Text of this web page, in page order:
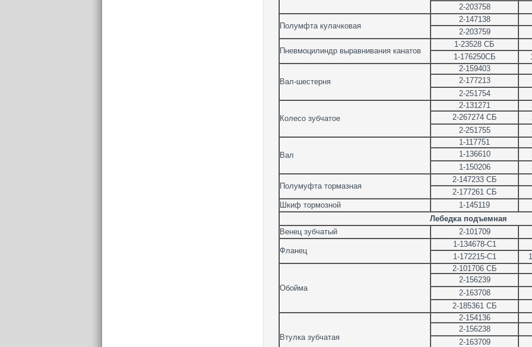
2-203758
Полумфта кулачковая
2-147138
2-203759
Пневмоцилиндр выравнивания канатов
1-23528 СБ
1-176250СБ
Вал-шестерня
2-159403
2-177213
2-251754
Колесо зубчатое
2-131271
2-267274 СБ
2-251755
Вал
1-117751
1-136610
1-150206
Полумуфта тормазная
2-147233 СБ
2-177261 СБ
Шкиф тормозной
1-145119
Лебедка подъемная
Венец зубчатый
2-101709
Фланец
1-134678-С1
1-172215-С1
Обойма
2-101706 СБ
2-156239
2-163708
2-185361 СБ
Втулка зубчатая
2-154136
2-156238
2-163709